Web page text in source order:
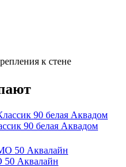
к стене
90 белая Аквадом
50 Аквалайн